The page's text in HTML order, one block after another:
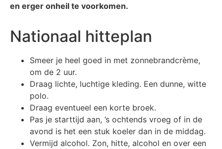
en erger onheil te voorkomen.
Nationaal hitteplan
Smeer je heel goed in met zonnebrandcrème,
om de 2 uur.
Draag lichte, luchtige kleding. Een dunne, witte
polo.
Draag eventueel een korte broek.
Pas je starttijd aan, ’s ochtends vroeg of in de
avond is het een stuk koeler dan in de middag.
Vermijd alcohol. Zon, hitte, alcohol en over een